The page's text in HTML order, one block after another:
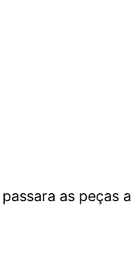
as peças